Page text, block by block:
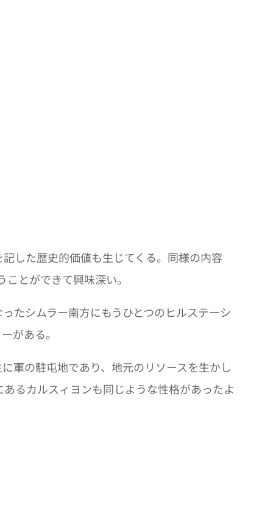
した歴史的価値も生じてくる。同様の内容
とができて興味深い。
たシムラー南方にもうひとつのヒルステーシ
がある。
軍の駐屯地であり、地元のリソースを生かし
るカルスィヨンも同じような性格があったよ